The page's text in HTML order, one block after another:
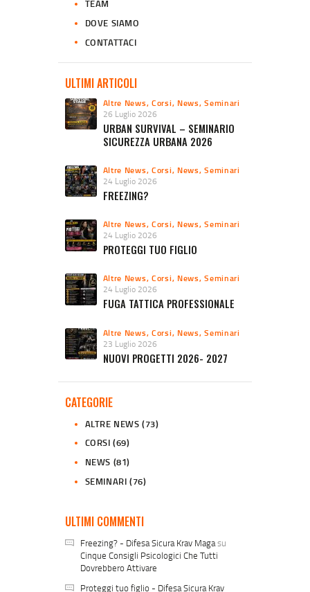
TEAM
DOVE SIAMO
CONTATTACI
ULTIMI ARTICOLI
Altre News,Corsi, News,Seminari
26 Luglio 2026
URBAN SURVIVAL – SEMINARIO
SICUREZZA URBANA 2026
Altre News,Corsi, News,Seminari
24 Luglio 2026
FREEZING?
Altre News,Corsi, News,Seminari
24 Luglio 2026
PROTEGGI TUO FIGLIO
Altre News,Corsi, News,Seminari
24 Luglio 2026
FUGA TATTICA PROFESSIONALE
Altre News,Corsi, News,Seminari
23 Luglio 2026
NUOVI PROGETTI 2026- 2027
CATEGORIE
ALTRE NEWS (73)
CORSI (69)
NEWS (81)
SEMINARI (76)
ULTIMI COMMENTI
Freezing? - Difesa Sicura Krav Magasu
Cinque Consigli Psicologici Che Tutti
Dovrebbero Attivare
Proteggi tuo figlio - Difesa Sicura Krav